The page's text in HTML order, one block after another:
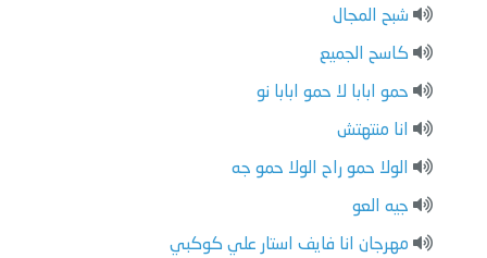
شبح المجال
كاسح الجميع
حمو ابابا لا حمو ابابا نو
انا منتهتش
الولا حمو راح الولا حمو جه
جيه العو
مهرجان انا فايف استار علي كوكبي